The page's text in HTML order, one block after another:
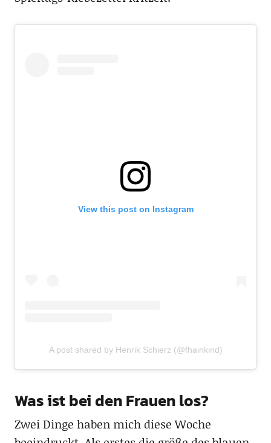
View this post on Instagram
A post shared by Henrik Schierz (@fhainkind)
Was ist bei den Frauen los?
Zwei Dinge haben mich diese Woche